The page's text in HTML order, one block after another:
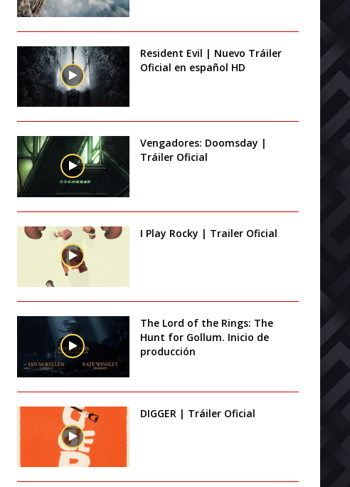
Resident Evil | Nuevo Tráiler
Oficial en español HD
Vengadores: Doomsday |
Tráiler Oficial
I Play Rocky | Trailer Oficial
The Lord of the Rings: The
Hunt for Gollum. Inicio de
producción
DIGGER | Tráiler Oficial